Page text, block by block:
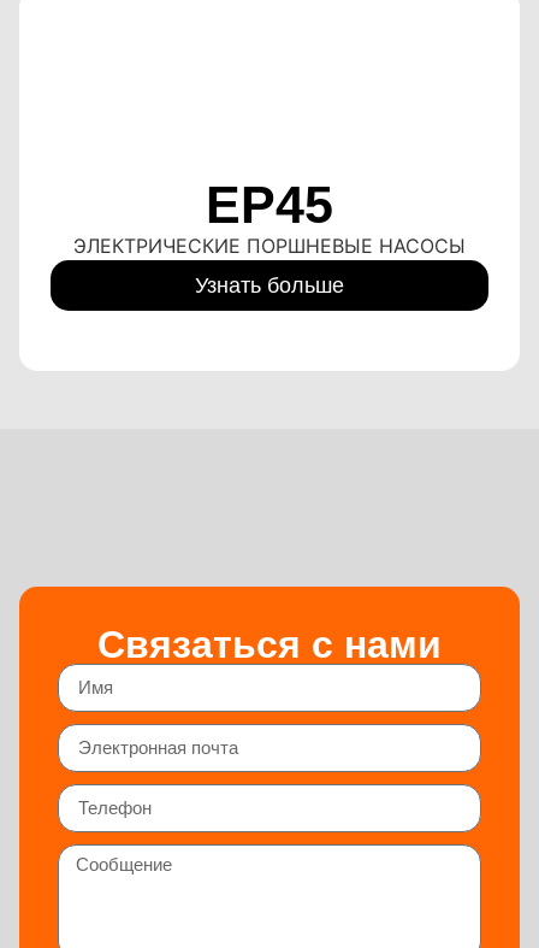
Свяжитесь с нами для
получения информации
EP45
ЭЛЕКТРИЧЕСКИЕ ПОРШНЕВЫЕ НАСОСЫ
Узнать больше
Связаться с нами